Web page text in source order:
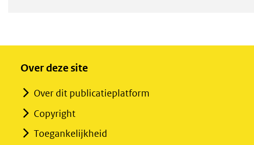
Over deze site
Over dit publicatieplatform
Copyright
Toegankelijkheid